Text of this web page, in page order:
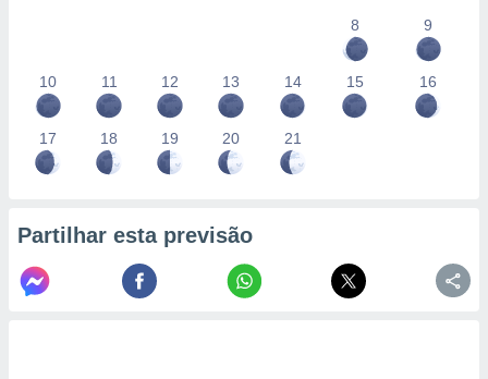
8
9
10 11 12 13 14 15 16
17 18 19 20 21
Partilhar esta previsão